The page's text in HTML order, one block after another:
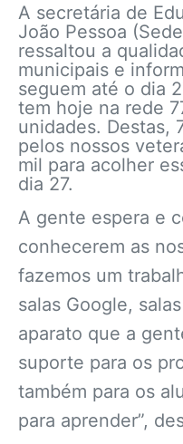
A secretária de
João Pessoa
ressaltou a
municipais e
seguem até o dia
tem hoje na rede
unidades. Destas,
pelos nossos
mil para acolher
dia 27.
A gente espera e
conhecerem as
fazemos um
salas Google,
aparato que a
suporte para os
também para os
para aprender”,